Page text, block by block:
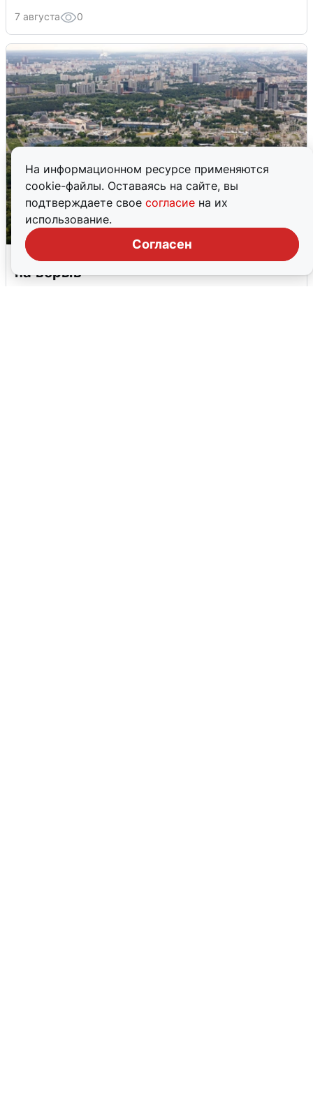
На информационном ресурсе применяются
cookie-файлы. Оставаясь на сайте, вы
подтверждаете свое согласие на их
использование.
Согласен
7 августа 0
Москвичи услышали грохот, похожий
на взрыв